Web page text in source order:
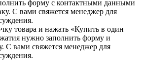
форму с контактными данными
С вами свяжется менеджер для
товара и нажать «Купить в один
нужно заполнить форму и
С вами свяжется менеджер для